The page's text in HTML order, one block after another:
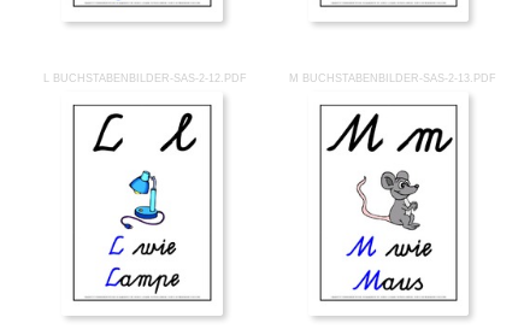
L BUCHSTABENBILDER-SAS-2-12.PDF M BUCHSTABENBILDER-SAS-2-13.PDF